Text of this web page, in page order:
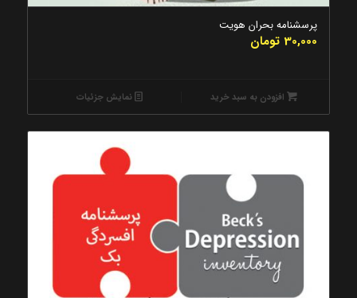
پرسشنامه بحران هویت
30,000 تومان
افزودن به سبد خرید نمایش جزئیات